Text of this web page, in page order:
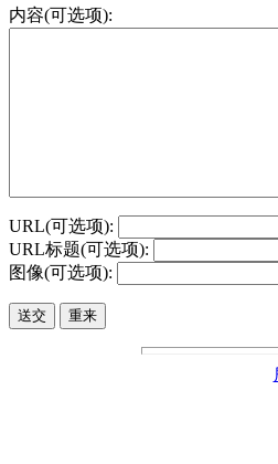
内容(可选项):
URL(可选项):
URL标题(可选项):
图像(可选项):